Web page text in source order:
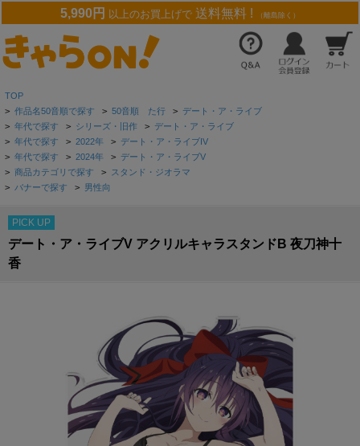
5,990円 以上のお買上げで 送料無料 ! （離島除く）
TOP
> 作品名50音順で探す > 50音順 た行 > デート・ア・ライブ
> 年代で探す > シリーズ・旧作 > デート・ア・ライブ
> 年代で探す > 2022年 > デート・ア・ライブIV
> 年代で探す > 2024年 > デート・ア・ライブV
> 商品カテゴリで探す > スタンド・ジオラマ
> バナーで探す > 男性向
PICK UP
デート・ア・ライブV アクリルキャラスタンドB 夜刀神十
香